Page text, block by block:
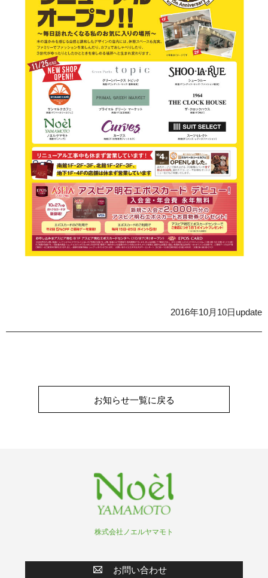
2016年10月10日update
お知らせ一覧に戻る
株式会社ノエルヤマモト
お問い合わせ